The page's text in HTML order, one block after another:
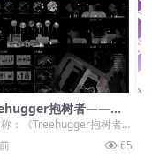
抱树者——城
中心设计》
：《Treehugger抱树者
区中心设计》 .作品赛
65